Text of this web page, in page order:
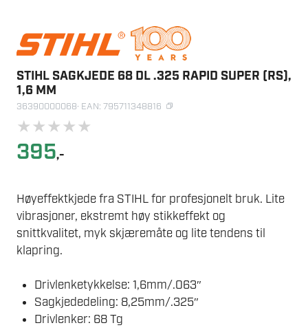
STIHL SAGKJEDE 68 DL .325 RAPID SUPER (RS),
1,6 MM
36390000068· EAN: 795711348816
★★★★★
395,-
Høyeffektkjede fra STIHL for profesjonelt bruk. Lite
vibrasjoner, ekstremt høy stikkeffekt og
snittkvalitet, myk skjæremåte og lite tendens til
klapring.
Drivlenketykkelse: 1,6mm/.063″
Sagkjededeling: 8,25mm/.325″
Drivlenker: 68 Tg